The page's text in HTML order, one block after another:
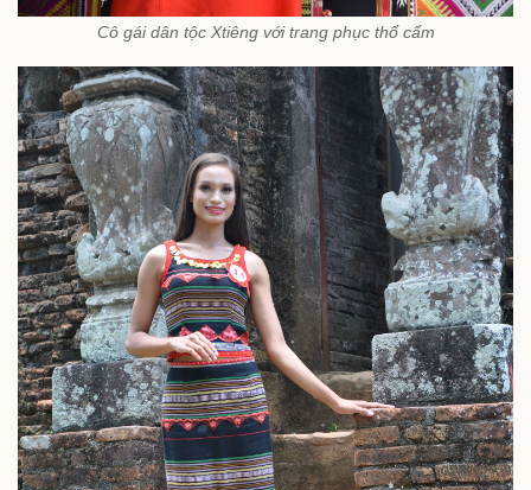
Cô gái dân tộc Xtiêng với trang phục thổ cẩm